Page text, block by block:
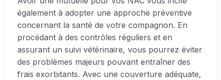
également à adopter une approche préventive
concernant la santé de votre compagnon. En
procédant à des contrôles réguliers et en
assurant un suivi vétérinaire, vous pourrez éviter
des problèmes majeurs pouvant entraîner des
frais exorbitants. Avec une couverture adéquate,